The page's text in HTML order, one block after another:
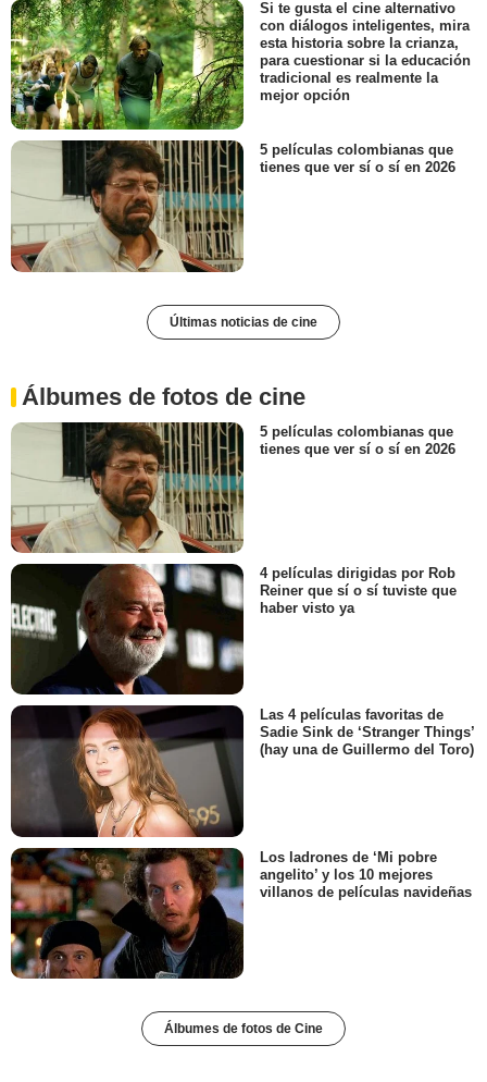
Si te gusta el cine alternativo
con diálogos inteligentes, mira
esta historia sobre la crianza,
para cuestionar si la educación
tradicional es realmente la
mejor opción
5 películas colombianas que
tienes que ver sí o sí en 2026
Últimas noticias de cine
Álbumes de fotos de cine
5 películas colombianas que
tienes que ver sí o sí en 2026
4 películas dirigidas por Rob
Reiner que sí o sí tuviste que
haber visto ya
Las 4 películas favoritas de
Sadie Sink de ‘Stranger Things’
(hay una de Guillermo del Toro)
Los ladrones de ‘Mi pobre
angelito’ y los 10 mejores
villanos de películas navideñas
Álbumes de fotos de Cine